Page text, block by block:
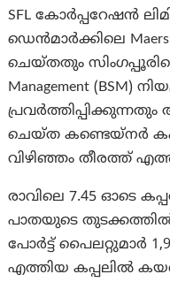
SFL കോർപ്പറേഷൻ
ഡെൻമാർക്കിലെ
ചെയ്തതും സിംഗപ്പൂരിലെ
Management (BSM)
ചെയ്ത കണ്ടെയ്‌നർ
വിഴിഞ്ഞം തീരത്ത്
രാവിലെ 7.45 ഓടെ
പാതയുടെ
പോർട്ട് പൈലറ്റുമാർ
എത്തിയ കപ്പലിൽ